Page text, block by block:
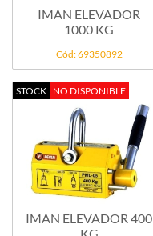
IMAN ELEVADOR
1000 KG
Cód: 69350892
STOCK NO DISPONIBLE
IMAN ELEVADOR 400
KG